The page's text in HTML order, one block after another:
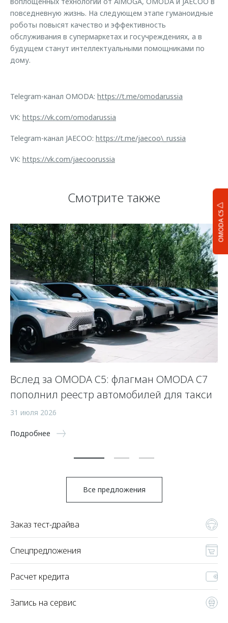
OMODA C5
повседневную жизнь. На следующем этапе гуманоидные
роботы повысят качество и эффективность
обслуживания в супермаркетах и госучреждениях, а в
будущем станут интеллектуальными помощниками по
дому.
Telegram-канал OMODA: https://t.me/omodarussia
VK: https://vk.com/omodarussia
Telegram-канал JAECOO: https://t.me/jaecoo\_russia
VK: https://vk.com/jaecoorussia
Смотрите также
Вслед за OMODA C5: флагман OMODA C7
пополнил реестр автомобилей для такси
31 июля 2026
Подробнее
Все предложения
Заказ тест-драйва
Спецпредложения
Расчет кредита
Запись на сервис